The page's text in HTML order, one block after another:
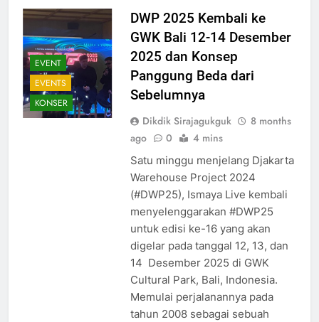
EVENT
EVENTS
KONSER
DWP 2025 Kembali ke
GWK Bali 12-14 Desember
2025 dan Konsep
Panggung Beda dari
Sebelumnya
Dikdik Sirajagukguk
8 months
ago
0 4 mins
Satu minggu menjelang Djakarta
Warehouse Project 2024
(#DWP25), Ismaya Live kembali
menyelenggarakan #DWP25
untuk edisi ke-16 yang akan
digelar pada tanggal 12, 13, dan
14 Desember 2025 di GWK
Cultural Park, Bali, Indonesia.
Memulai perjalanannya pada
tahun 2008 sebagai sebuah